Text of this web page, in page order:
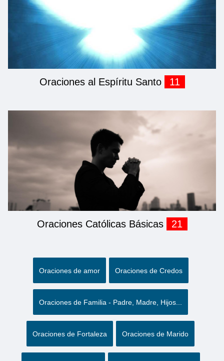
Oraciones al Espíritu Santo 11
Oraciones Católicas Básicas 21
Oraciones de amor Oraciones de Credos
Oraciones de Familia - Padre, Madre, Hijos...
Oraciones de Fortaleza Oraciones de Marido